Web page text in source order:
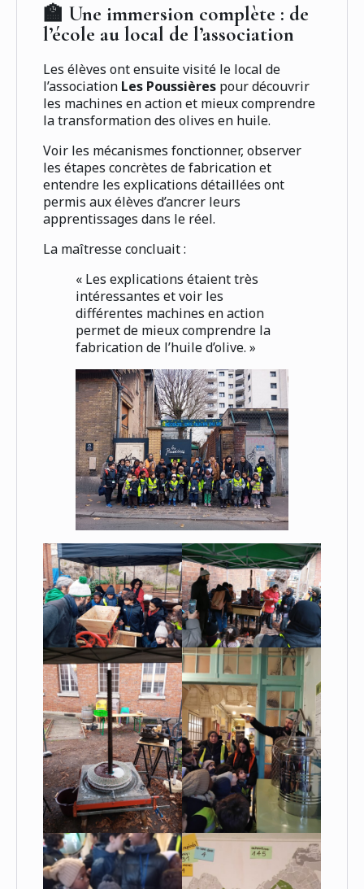
🏫 Une immersion complète : de
l’école au local de l’association
Les élèves ont ensuite visité le local de
l’association Les Poussières pour découvrir
les machines en action et mieux comprendre
la transformation des olives en huile.
Voir les mécanismes fonctionner, observer
les étapes concrètes de fabrication et
entendre les explications détaillées ont
permis aux élèves d’ancrer leurs
apprentissages dans le réel.
La maîtresse concluait :
« Les explications étaient très
intéressantes et voir les
différentes machines en action
permet de mieux comprendre la
fabrication de l’huile d’olive. »